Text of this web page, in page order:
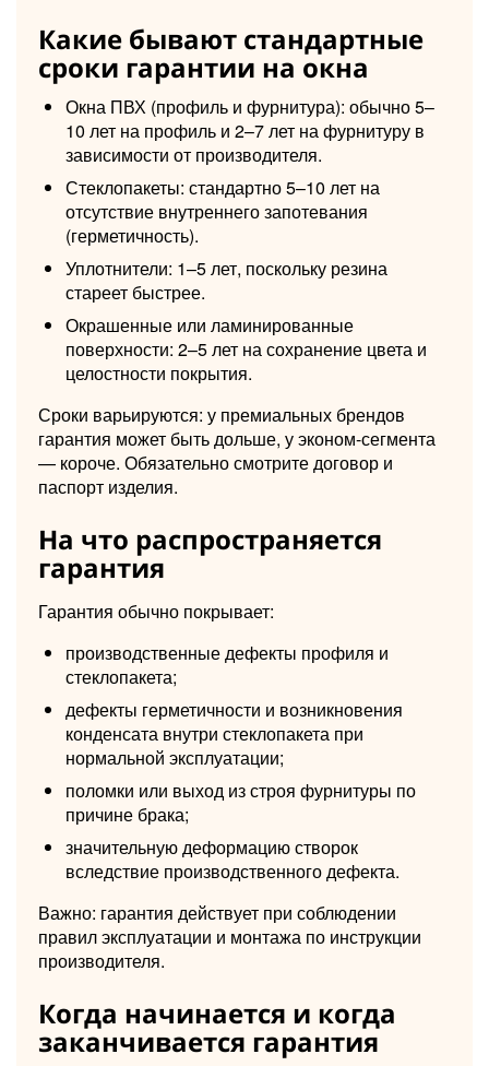
Какие бывают стандартные
сроки гарантии на окна
Окна ПВХ (профиль и фурнитура): обычно 5–
10 лет на профиль и 2–7 лет на фурнитуру в
зависимости от производителя.
Стеклопакеты: стандартно 5–10 лет на
отсутствие внутреннего запотевания
(герметичность).
Уплотнители: 1–5 лет, поскольку резина
стареет быстрее.
Окрашенные или ламинированные
поверхности: 2–5 лет на сохранение цвета и
целостности покрытия.
Сроки варьируются: у премиальных брендов
гарантия может быть дольше, у эконом-сегмента
— короче. Обязательно смотрите договор и
паспорт изделия.
На что распространяется
гарантия
Гарантия обычно покрывает:
производственные дефекты профиля и
стеклопакета;
дефекты герметичности и возникновения
конденсата внутри стеклопакета при
нормальной эксплуатации;
поломки или выход из строя фурнитуры по
причине брака;
значительную деформацию створок
вследствие производственного дефекта.
Важно: гарантия действует при соблюдении
правил эксплуатации и монтажа по инструкции
производителя.
Когда начинается и когда
заканчивается гарантия